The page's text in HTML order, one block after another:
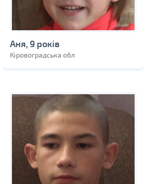
Аня, 9 років
Кіровоградська обл